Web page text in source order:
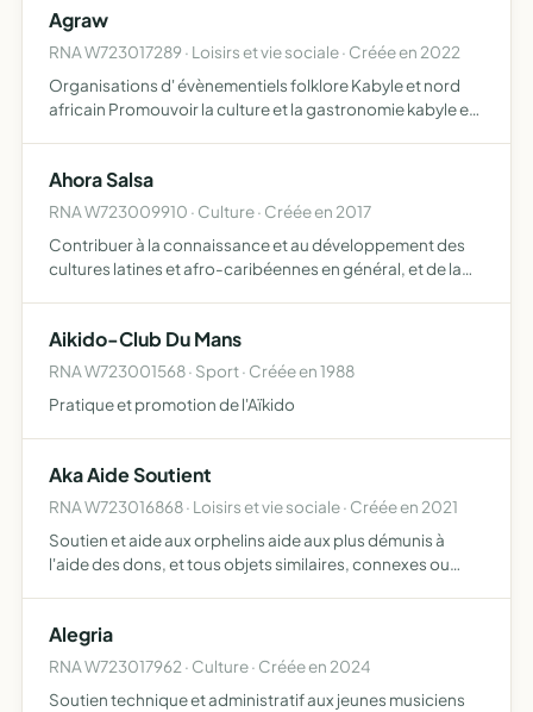
Agraw
RNA W723017289 · Loisirs et vie sociale · Créée en 2022
Organisations d' évènementiels folklore Kabyle et nord
africain Promouvoir la culture et la gastronomie kabyle en
Ahora Salsa
RNA W723009910 · Culture · Créée en 2017
Contribuer à la connaissance et au développement des
cultures latines et afro-caribéennes en général, et de la
Aikido-Club Du Mans
RNA W723001568 · Sport · Créée en 1988
Pratique et promotion de l'Aïkido
Aka Aide Soutient
RNA W723016868 · Loisirs et vie sociale · Créée en 2021
Soutien et aide aux orphelins aide aux plus démunis à
l'aide des dons, et tous objets similaires, connexes ou
Alegria
RNA W723017962 · Culture · Créée en 2024
Soutien technique et administratif aux jeunes musiciens